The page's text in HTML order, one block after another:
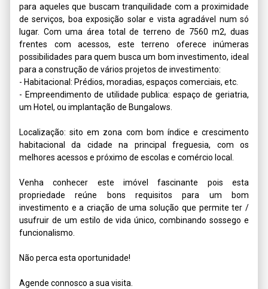
para aqueles que buscam tranquilidade com a proximidade
de serviços, boa exposição solar e vista agradável num só
lugar. Com uma área total de terreno de 7560 m2, duas
frentes com acessos, este terreno oferece inúmeras
possibilidades para quem busca um bom investimento, ideal
para a construção de vários projetos de investimento:
- Habitacional: Prédios, moradias, espaços comerciais, etc.
- Empreendimento de utilidade publica: espaço de geriatria,
um Hotel, ou implantação de Bungalows.
Localização: sito em zona com bom índice e crescimento
habitacional da cidade na principal freguesia, com os
melhores acessos e próximo de escolas e comércio local.
Venha conhecer este imóvel fascinante pois esta
propriedade reúne bons requisitos para um bom
investimento e a criação de uma solução que permite ter /
usufruir de um estilo de vida único, combinando sossego e
funcionalismo.
Não perca esta oportunidade!
Agende connosco a sua visita.